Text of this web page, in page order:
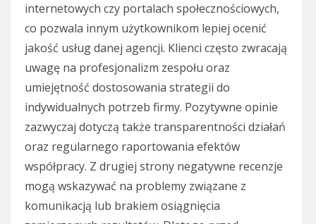
internetowych czy portalach społecznościowych,
co pozwala innym użytkownikom lepiej ocenić
jakość usług danej agencji. Klienci często zwracają
uwagę na profesjonalizm zespołu oraz
umiejętność dostosowania strategii do
indywidualnych potrzeb firmy. Pozytywne opinie
zazwyczaj dotyczą także transparentności działań
oraz regularnego raportowania efektów
współpracy. Z drugiej strony negatywne recenzje
mogą wskazywać na problemy związane z
komunikacją lub brakiem osiągnięcia